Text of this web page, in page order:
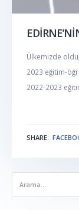
Ülkemizde
2023 eğitim-
2022-2023
SHARE: